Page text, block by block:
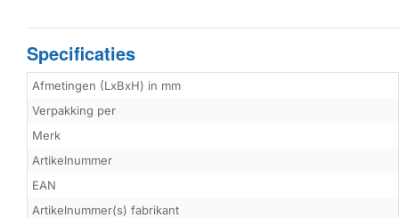
Specificaties
Afmetingen (LxBxH) in mm
Verpakking per
Merk
Artikelnummer
EAN
Artikelnummer(s) fabrikant